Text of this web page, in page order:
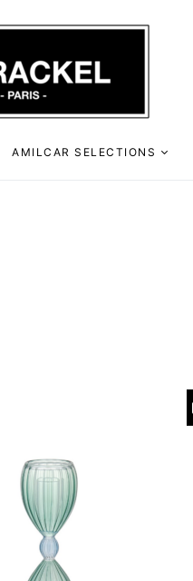
AMILCAR SELECTIONS